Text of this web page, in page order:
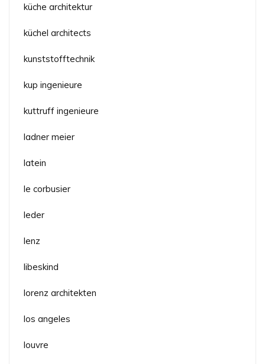
küche architektur
küchel architects
kunststofftechnik
kup ingenieure
kuttruff ingenieure
ladner meier
latein
le corbusier
leder
lenz
libeskind
lorenz architekten
los angeles
louvre